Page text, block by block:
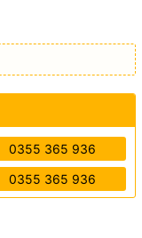
0355 365 936
0355 365 936